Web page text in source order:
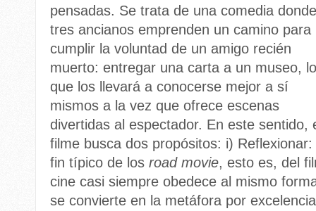
pensadas. Se trata de una comedia donde
tres ancianos emprenden un camino para
cumplir la voluntad de un amigo recién
muerto: entregar una carta a un museo, lo
que los llevará a conocerse mejor a sí
mismos a la vez que ofrece escenas
divertidas al espectador. En este sentido,
filme busca dos propósitos: i) Reflexionar:
fin típico de los road movie, esto es, del
cine casi siempre obedece al mismo
se convierte en la metáfora por